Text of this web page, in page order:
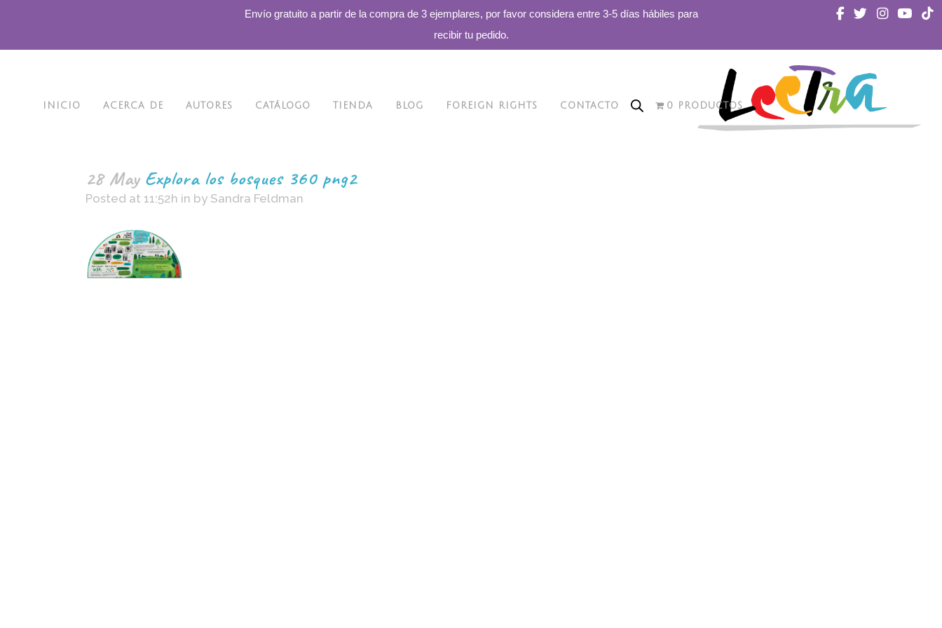
Envío gratuito a partir de la compra de 3 ejemplares, por favor considera entre 3-5 días hábiles para
recibir tu pedido.
INICIO ACERCA DE AUTORES CATÁLOGO TIENDA BLOG FOREIGN RIGHTS CONTACTO 0 PRODUCTOS
28 MayExplora los bosques 360 png2
Posted at 11:52h in by Sandra Feldman